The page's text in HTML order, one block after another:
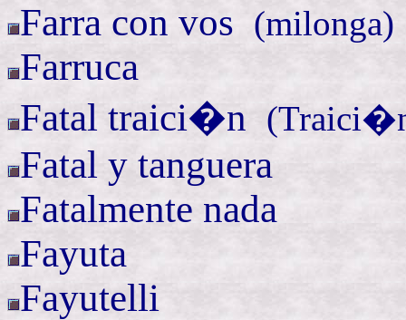
Farra con vos (milonga)
Farruca
Fatal traici�n (
Fatal y tanguera
Fatalmente nada
Fayuta
Fayutelli